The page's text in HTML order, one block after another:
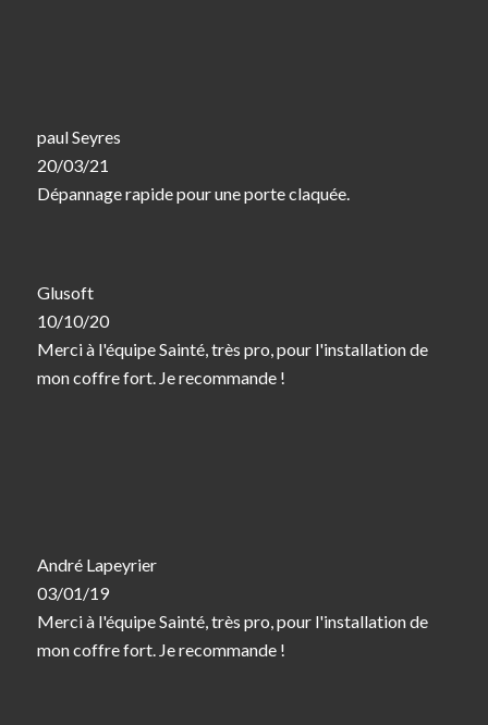
paul Seyres
20/03/21
Dépannage rapide pour une porte claquée.
Glusoft
10/10/20
Merci à l'équipe Sainté, très pro, pour l'installation de
mon coffre fort. Je recommande !
André Lapeyrier
03/01/19
Merci à l'équipe Sainté, très pro, pour l'installation de
mon coffre fort. Je recommande !